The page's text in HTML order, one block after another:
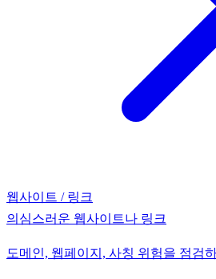
웹사이트 / 링크
의심스러운 웹사이트나 링크
도메인, 웹페이지, 사칭 위험을 점검